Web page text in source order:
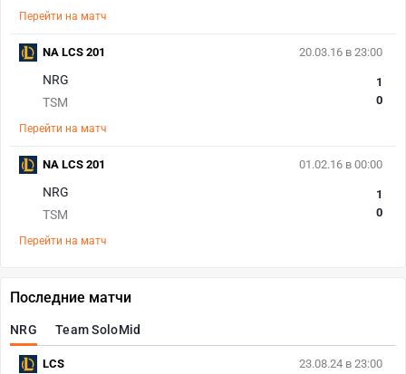
Перейти на матч
20.03.16 в 23:00
NRG
TSM
1
0
Перейти на матч
NA LCS 201
01.02.16 в 00:00
NRG
TSM
1
0
Перейти на матч
NA LCS 201
Последние матчи
NRG Team SoloMid
23.08.24 в 23:00
LCS